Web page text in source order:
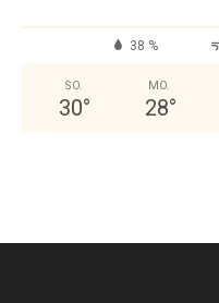
38 %
SO.
30°
MO.
28°